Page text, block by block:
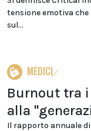
tensione emotiva
sul...
MEDICI
Burnout tra
alla
Il rapporto annuale